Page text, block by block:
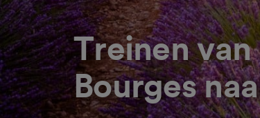
Treinen van
Bourges